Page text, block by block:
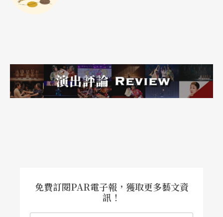
人中在接受本刊對於《剩女經濟》的訪談中特別提
因。此外，我更在意的是特定藝術家是否需要國際
共製？關鍵在於他的藝術在對話什麼？這些作品其
通常國際策展人會藉由觀看展演作品來理解和研究
免費訂閱PAR電子報，獲取更多藝文資
訊！